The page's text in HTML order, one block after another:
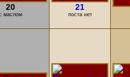
20
маслом
21
поста нет